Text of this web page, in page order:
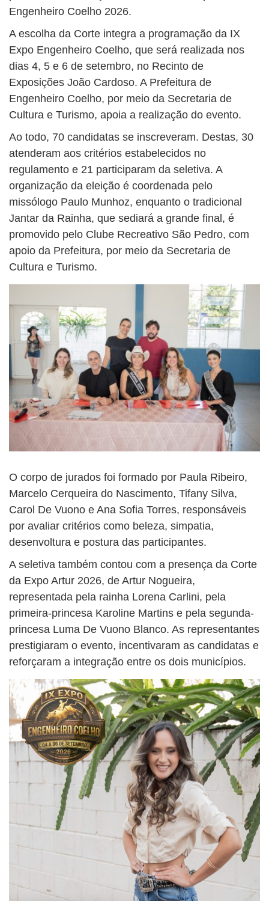
Engenheiro Coelho 2026.
A escolha da Corte integra a programação da IX
Expo Engenheiro Coelho, que será realizada nos
dias 4, 5 e 6 de setembro, no Recinto de
Exposições João Cardoso. A Prefeitura de
Engenheiro Coelho, por meio da Secretaria de
Cultura e Turismo, apoia a realização do evento.
Ao todo, 70 candidatas se inscreveram. Destas, 30
atenderam aos critérios estabelecidos no
regulamento e 21 participaram da seletiva. A
organização da eleição é coordenada pelo
missólogo Paulo Munhoz, enquanto o tradicional
Jantar da Rainha, que sediará a grande final, é
promovido pelo Clube Recreativo São Pedro, com
apoio da Prefeitura, por meio da Secretaria de
Cultura e Turismo.
O corpo de jurados foi formado por Paula Ribeiro,
Marcelo Cerqueira do Nascimento, Tifany Silva,
Carol De Vuono e Ana Sofia Torres, responsáveis
por avaliar critérios como beleza, simpatia,
desenvoltura e postura das participantes.
A seletiva também contou com a presença da Corte
da Expo Artur 2026, de Artur Nogueira,
representada pela rainha Lorena Carlini, pela
primeira-princesa Karoline Martins e pela segunda-
princesa Luma De Vuono Blanco. As representantes
prestigiaram o evento, incentivaram as candidatas e
reforçaram a integração entre os dois municípios.